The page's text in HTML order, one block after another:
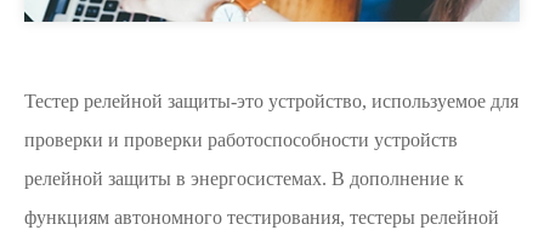
Тестер релейной защиты-это устройство, используемое для
проверки и проверки работоспособности устройств
релейной защиты в энергосистемах. В дополнение к
функциям автономного тестирования, тестеры релейной